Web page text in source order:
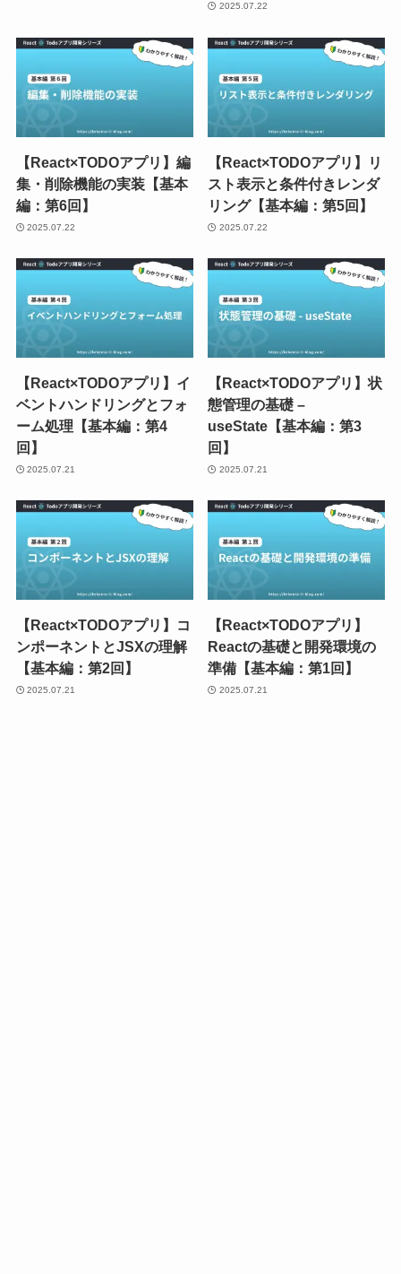
2025.07.22
【React×TODOアプリ】編
集・削除機能の実装【基本
編：第6回】
2025.07.22
【React×TODOアプリ】リ
スト表示と条件付きレンダ
リング【基本編：第5回】
2025.07.22
【React×TODOアプリ】イ
ベントハンドリングとフォ
ーム処理【基本編：第4
回】
2025.07.21
【React×TODOアプリ】状
態管理の基礎 –
useState【基本編：第3
回】
2025.07.21
【React×TODOアプリ】コ
ンポーネントとJSXの理解
【基本編：第2回】
2025.07.21
【React×TODOアプリ】
Reactの基礎と開発環境の
準備【基本編：第1回】
2025.07.21